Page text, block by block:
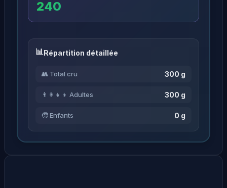
240
Répartition détaillée
👥 Total cru 300 g
👨‍👩‍👧‍👦 Adultes 300 g
🧒 Enfants 0 g